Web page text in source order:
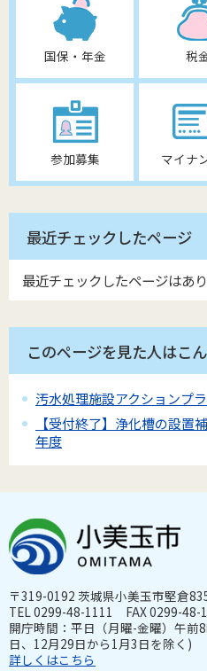
国保・年金 税
参加募集 マイナ
最近チェックしたページ
最近チェックしたページはあり
このページを見た人はこ
汚水処理施設アクションプ
【受付終了】浄化槽の設置
年度
〒319-0192 茨城県小美玉市堅倉
TEL 0299-48-1111 FAX 0299-48-
開庁時間：平日（月曜-金曜）午前
日、12月29日から1月3日を除く)
詳しくはこちら